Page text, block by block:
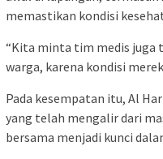
memastikan kondisi
“Kita minta tim medis juga
warga, karena kondisi
Pada kesempatan itu, Al
yang telah mengalir dari
bersama menjadi kunci